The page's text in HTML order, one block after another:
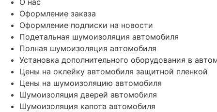
Оформление заказа
Оформление подписки на новости
Подетальная шумоизоляция автомобиля
Полная шумоизоляция автомобиля
Установка дополнительного оборудования в
Цены на оклейку автомобиля защитной пленкой
Цены на шумоизоляцию автомобиля
Шумоизоляция дверей автомобиля
Шумоизоляция капота автомобиля